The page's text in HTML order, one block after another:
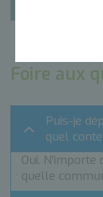
Foire aux
Puis-je
quel
Oui.
quelle